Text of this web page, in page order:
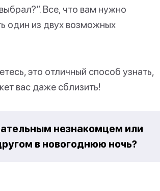
Все, что вам нужно
один из двух возможных
это отличный способ узнать,
вас даже сблизить!
незнакомцем или
в новогоднюю ночь?